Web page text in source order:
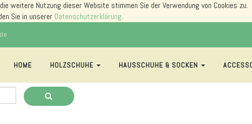
weitere Nutzung dieser Website stimmen Sie der Verwendung von Cookies zu.
Sie in unserer Datenschutzerklärung.
HOME HOLZSCHUHE HAUSSCHUHE & SOCKEN